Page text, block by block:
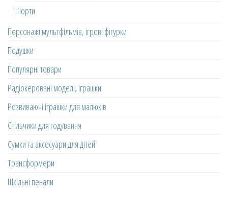
Шорти
Персонажі мультфільмів, ігрові фігурки
Подушки
Популярні товари
Радіокеровані моделі, іграшки
Розвиваючі іграшки для малюків
Стільчики для годування
Сумки та аксесуари для дітей
Трансформери
Шкільні пенали